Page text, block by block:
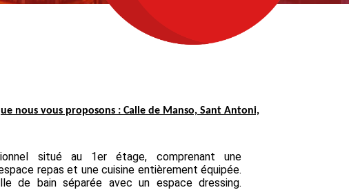
nous vous proposons : Calle de Manso, Sant Antoni,
situé au 1er étage, comprenant une
repas et une cuisine entièrement équipée.
de bain séparée avec un espace dressing.